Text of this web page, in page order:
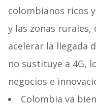
colombianos ricos
y las zonas
acelerar la llegada
no sustituye a 4G,
negocios e
Colombia va